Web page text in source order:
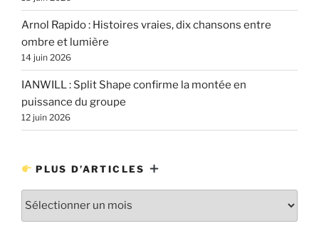
Arnol Rapido : Histoires vraies, dix chansons entre
ombre et lumière
14 juin 2026
IANWILL : Split Shape confirme la montée en
puissance du groupe
12 juin 2026
PLUS D’ARTICLES